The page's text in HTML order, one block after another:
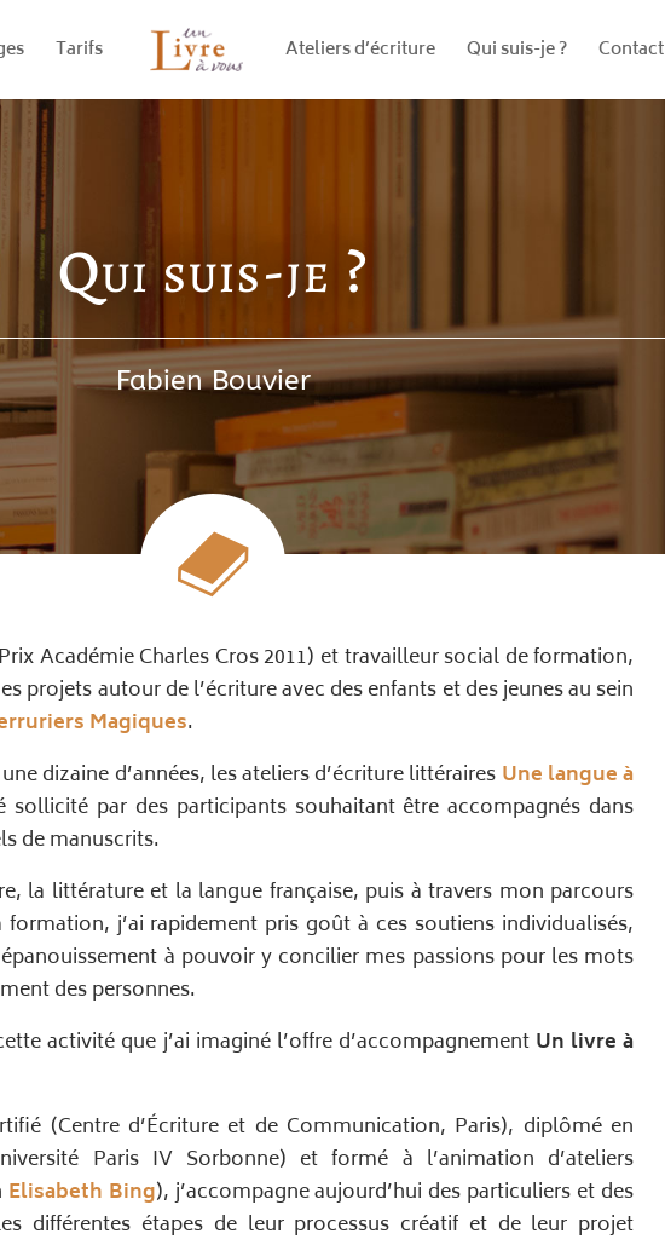
Tarifs Ateliers d’écriture Qui suis-je ? Contact
Qui suis-je ?
Fabien Bouvier
Académie Charles Cros 2011) et travailleur social de formation,
projets autour de l’écriture avec des enfants et des jeunes au sein
Magiques.
dizaine d’années, les ateliers d’écriture littéraires Une langue à
sollicité par des participants souhaitant être accompagnés dans
de manuscrits.
la littérature et la langue française, puis à travers mon parcours
j’ai rapidement pris goût à ces soutiens individualisés,
à pouvoir y concilier mes passions pour les mots
des personnes.
activité que j’ai imaginé l’offre d’accompagnement Un livre à
(Centre d’Écriture et de Communication, Paris), diplômé en
Paris IV Sorbonne) et formé à l’animation d’ateliers
Elisabeth Bing), j’accompagne aujourd’hui des particuliers et des
différentes étapes de leur processus créatif et de leur projet